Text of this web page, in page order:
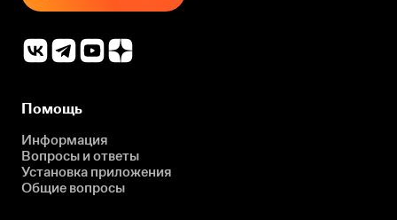
Помощь
Информация
Вопросы и ответы
Установка приложения
Общие вопросы